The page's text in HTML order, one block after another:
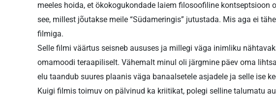
meeles hoida, et ökokogukondade laiem filosoofiline
see, millest jõutakse meile “Südameringis” jutustada. Mis aga ei
filmiga.
Selle filmi väärtus seisneb aususes ja millegi väga inimliku
omamoodi teraapiliselt. Vähemalt minul oli järgmine päev oma
elu taandub suures plaanis väga banaalsetele asjadele ja selle ise
Kuigi filmis toimuv on pälvinud ka kriitikat, polegi selline talumatu